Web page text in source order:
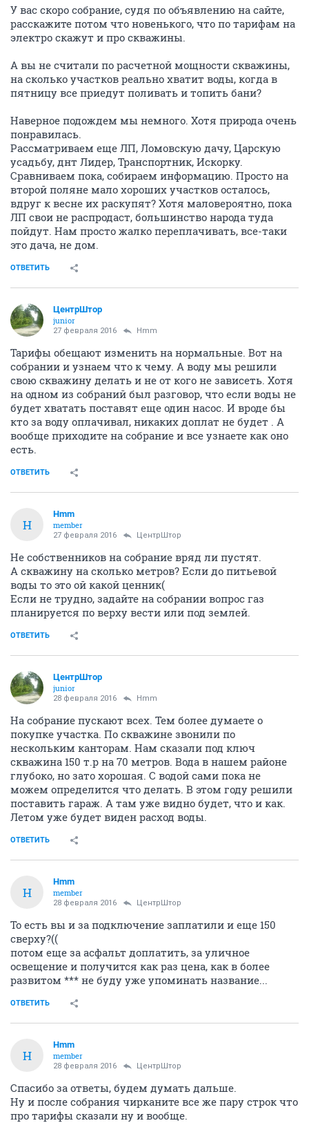
У вас скоро собрание, судя по объявлению на сайте,
расскажите потом что новенького, что по тарифам на
электро скажут и про скважины.
А вы не считали по расчетной мощности скважины,
на сколько участков реально хватит воды, когда в
пятницу все приедут поливать и топить бани?
Наверное подождем мы немного. Хотя природа очень
понравилась.
Рассматриваем еще ЛП, Ломовскую дачу, Царскую
усадьбу, днт Лидер, Транспортник, Искорку.
Сравниваем пока, собираем информацию. Просто на
второй поляне мало хороших участков осталось,
вдруг к весне их раскупят? Хотя маловероятно, пока
ЛП свои не распродаст, большинство народа туда
пойдут. Нам просто жалко переплачивать, все-таки
это дача, не дом.
ОТВЕТИТЬ
ЦентрШтор
junior
27 февраля 2016 Hmm
Тарифы обещают изменить на нормальные. Вот на
собрании и узнаем что к чему. А воду мы решили
свою скважину делать и не от кого не зависеть. Хотя
на одном из собраний был разговор, что если воды не
будет хватать поставят еще один насос. И вроде бы
кто за воду оплачивал, никаких доплат не будет . А
вообще приходите на собрание и все узнаете как оно
есть.
ОТВЕТИТЬ
H
Hmm
member
27 февраля 2016 ЦентрШтор
Не собственников на собрание вряд ли пустят.
А скважину на сколько метров? Если до питьевой
воды то это ой какой ценник(
Если не трудно, задайте на собрании вопрос газ
планируется по верху вести или под землей.
ОТВЕТИТЬ
ЦентрШтор
junior
28 февраля 2016 Hmm
На собрание пускают всех. Тем более думаете о
покупке участка. По скважине звонили по
нескольким канторам. Нам сказали под ключ
скважина 150 т.р на 70 метров. Вода в нашем районе
глубоко, но зато хорошая. С водой сами пока не
можем определится что делать. В этом году решили
поставить гараж. А там уже видно будет, что и как.
Летом уже будет виден расход воды.
ОТВЕТИТЬ
H
Hmm
member
28 февраля 2016 ЦентрШтор
То есть вы и за подключение заплатили и еще 150
сверху?((
потом еще за асфальт доплатить, за уличное
освещение и получится как раз цена, как в более
развитом *** не буду уже упоминать название...
ОТВЕТИТЬ
H
Hmm
member
28 февраля 2016 ЦентрШтор
Спасибо за ответы, будем думать дальше.
Ну и после собрания чирканите все же пару строк что
про тарифы сказали ну и вообще.